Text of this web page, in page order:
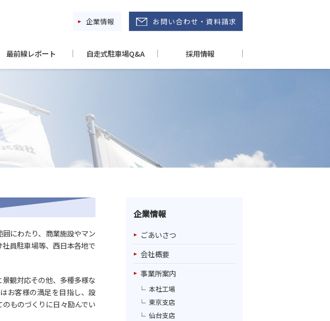
お問い合わせ・資料請求
企業情報
最前線レポート 自走式駐車場Q&A 採用情報
にわたり、商業施設やマン
員駐車場等、西日本各地で
観対応その他、多種多様な
お客様の満足を目指し、設
ものづくりに日々励んでい
企業情報
ごあいさつ
会社概要
事業所案内
本社工場
東京支店
仙台支店